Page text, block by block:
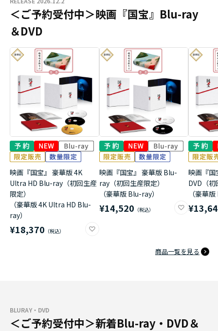
＜ご予約受付中＞映画『国宝』Blu-ray
＆DVD
映画『国宝』 豪華版 4K
Ultra HD Blu-ray（初回生産
限定）
（豪華版 4K Ultra HD Blu-
ray）
¥18,370
映画『国宝』 豪華版 Blu-
ray（初回生産限定）
（豪華版 Blu-ray）
¥14,520
映画『国
DVD（
（豪華
商品一覧を見る
BLURAY・DVD
＜ご予約受付中＞新着Blu-ray・DVD＆